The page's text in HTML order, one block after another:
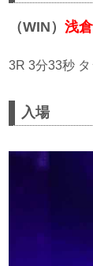
（WIN） 浅
3R 3分33秒 タ
入場